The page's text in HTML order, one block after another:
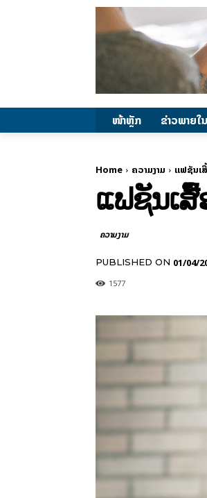
ໜ້າຫຼັກ ຂ່າວພາຍ​ໃນ
Home ຄວາມງາມ ແຟຊັນເ
ແຟຊັນເ
ຄວາມງາມ
PUBLISHED ON 01/04/
1577